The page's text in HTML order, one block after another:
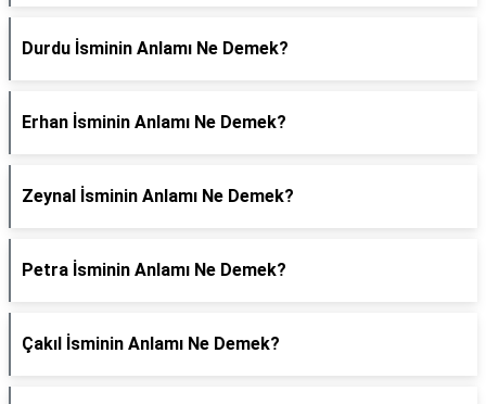
Durdu İsminin Anlamı Ne Demek?
Erhan İsminin Anlamı Ne Demek?
Zeynal İsminin Anlamı Ne Demek?
Petra İsminin Anlamı Ne Demek?
Çakıl İsminin Anlamı Ne Demek?